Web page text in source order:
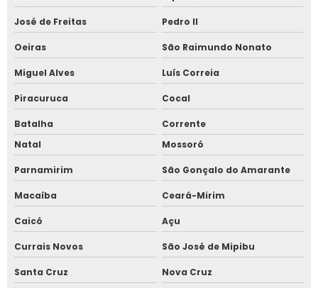
José de Freitas Pedro II
Oeiras São Raimundo Nonato
Miguel Alves Luís Correia
Piracuruca Cocal
Batalha
Corrente
Natal
Mossoró
Parnamirim São Gonçalo do Amarante
Macaíba Ceará-Mirim
Caicó Açu
Currais Novos São José de Mipibu
Santa Cruz Nova Cruz